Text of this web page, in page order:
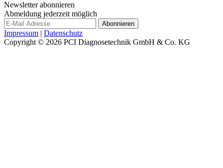
Newsletter abonnieren
Abmeldung jederzeit möglich
Impressum | Datenschutz
Copyright © 2026 PCI Diagnosetechnik GmbH & Co. KG